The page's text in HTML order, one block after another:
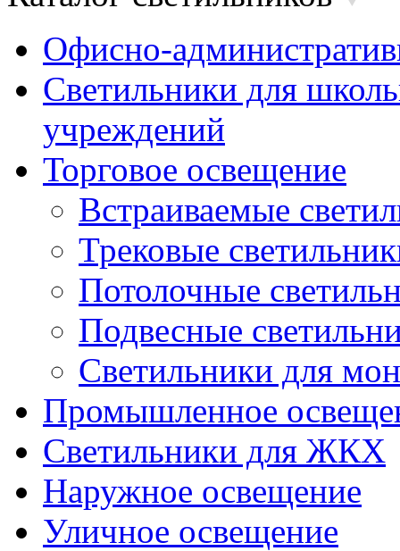
Офисно-
Светильники для
учреждений
Торговое освещение
Встраиваемые
Трековые
Потолочные
Подвесные
Светильники для
Промышленное
Светильники для ЖКХ
Наружное освещение
Уличное освещение